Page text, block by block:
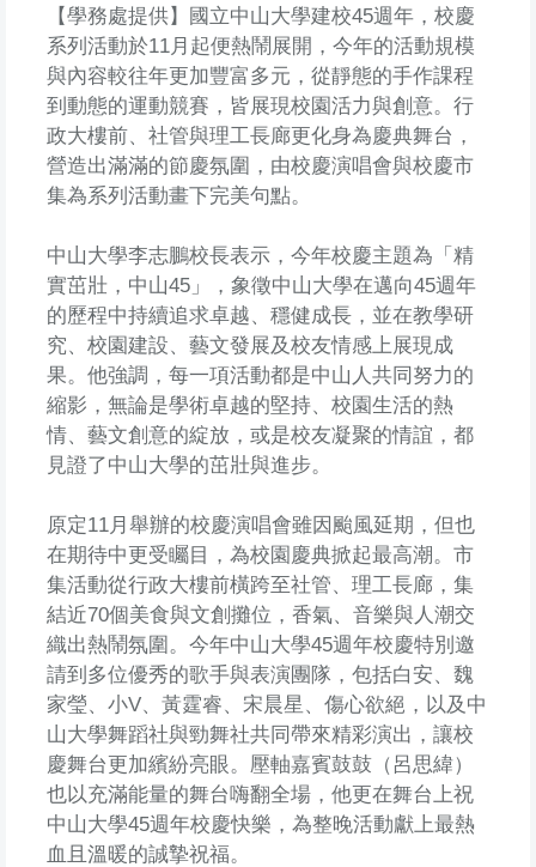
【學務處提供】國立中山大學建校45週年，校慶
系列活動於11月起便熱鬧展開，今年的活動規模
與內容較往年更加豐富多元，從靜態的手作課程
到動態的運動競賽，皆展現校園活力與創意。行
政大樓前、社管與理工長廊更化身為慶典舞台，
營造出滿滿的節慶氛圍，由校慶演唱會與校慶市
集為系列活動畫下完美句點。
中山大學李志鵬校長表示，今年校慶主題為「精
實茁壯，中山45」，象徵中山大學在邁向45週年
的歷程中持續追求卓越、穩健成長，並在教學研
究、校園建設、藝文發展及校友情感上展現成
果。他強調，每一項活動都是中山人共同努力的
縮影，無論是學術卓越的堅持、校園生活的熱
情、藝文創意的綻放，或是校友凝聚的情誼，都
見證了中山大學的茁壯與進步。
原定11月舉辦的校慶演唱會雖因颱風延期，但也
在期待中更受矚目，為校園慶典掀起最高潮。市
集活動從行政大樓前橫跨至社管、理工長廊，集
結近70個美食與文創攤位，香氣、音樂與人潮交
織出熱鬧氛圍。今年中山大學45週年校慶特別邀
請到多位優秀的歌手與表演團隊，包括白安、魏
家瑩、小V、黃霆睿、宋晨星、傷心欲絕，以及中
山大學舞蹈社與勁舞社共同帶來精彩演出，讓校
慶舞台更加繽紛亮眼。壓軸嘉賓鼓鼓（呂思緯）
也以充滿能量的舞台嗨翻全場，他更在舞台上祝
中山大學45週年校慶快樂，為整晚活動獻上最熱
血且溫暖的誠摯祝福。